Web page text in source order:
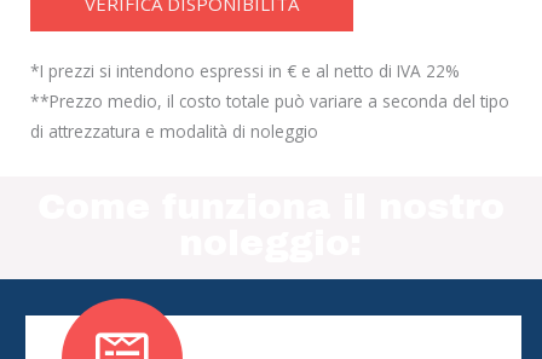
*I prezzi si intendono espressi in € e al netto di IVA 22%
**Prezzo medio, il costo totale può variare a seconda del tipo
di attrezzatura e modalità di noleggio